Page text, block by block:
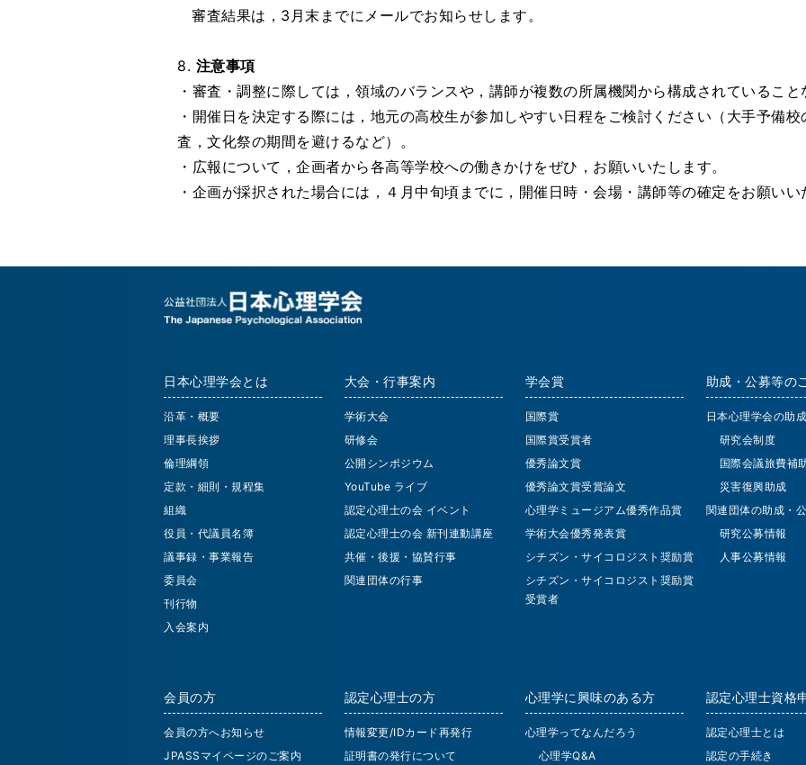
審査結果は，3月末までにメールでお知らせします。
8. 注意事項
・審査・調整に際しては，領域のバランスや，講師が複数の所属機関から構成されていること
・開催日を決定する際には，地元の高校生が参加しやすい日程をご検討ください（大手予備
査，文化祭の期間を避けるなど）。
・広報について，企画者から各高等学校への働きかけをぜひ，お願いいたします。
・企画が採択された場合には，４月中旬頃までに，開催日時・会場・講師等の確定をお願いい
日本心理学会とは
沿革・概要
理事長挨拶
倫理綱領
定款・細則・規程集
組織
役員・代議員名簿
議事録・事業報告
委員会
刊行物
入会案内
大会・行事案内
学術大会
研修会
公開シンポジウム
YouTube ライブ
認定心理士の会 イベント
認定心理士の会 新刊連動講座
共催・後援・協賛行事
関連団体の行事
学会賞
国際賞
国際賞受賞者
優秀論文賞
優秀論文賞受賞論文
心理学ミュージアム優秀作品賞
学術大会優秀発表賞
シチズン・サイコロジスト奨励賞
シチズン・サイコロジスト奨励賞
受賞者
助成・公募等の
日本心理学会の助
研究会制度
国際会議旅費補
災害復興助成
関連団体の助成・
研究公募情報
人事公募情報
会員の方
会員の方へお知らせ
JPASSマイページのご案内
認定心理士の方
情報変更/IDカード再発行
証明書の発行について
心理学に興味のある方
心理学ってなんだろう
心理学Q&A
認定心理士資格
認定心理士とは
認定の手続き